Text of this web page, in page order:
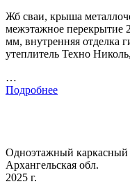
Жб сваи, крыша
межэтажное перекрытие
мм, внутренняя отделка
утеплитель Техно
…
Подробнее
Одноэтажный каркасный
Архангельская обл.
2025 г.